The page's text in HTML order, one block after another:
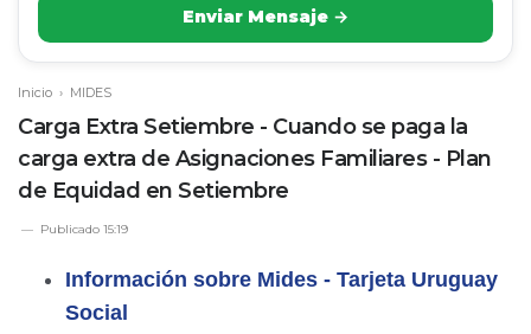
Enviar Mensaje →
Inicio › MIDES
Carga Extra Setiembre - Cuando se paga la
carga extra de Asignaciones Familiares - Plan
de Equidad en Setiembre
Publicado 15:19
Información sobre Mides - Tarjeta Uruguay
Social